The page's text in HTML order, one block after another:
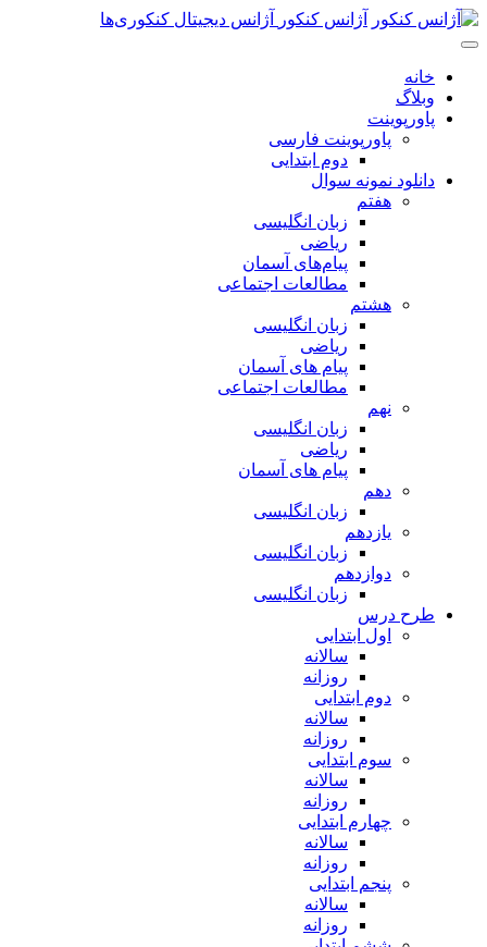
پرش
به
اصلی
آژانس کنکور آژانس دیجیتال کنکوری‌ها
خانه
وبلاگ
پاورپوینت
پاورپوینت فارسی
دوم ابتدایی
دانلود نمونه سوال
هفتم
زبان انگلیسی
ریاضی
پیام‌های آسمان
مطالعات اجتماعی
هشتم
زبان انگلیسی
ریاضی
پیام های آسمان
مطالعات اجتماعی
نهم
زبان انگلیسی
ریاضی
پیام های آسمان
دهم
زبان انگلیسی
یازدهم
زبان انگلیسی
دوازدهم
زبان انگلیسی
طرح درس
اول ابتدایی
سالانه
روزانه
دوم ابتدایی
سالانه
روزانه
سوم ابتدایی
سالانه
روزانه
چهارم ابتدایی
سالانه
روزانه
پنجم ابتدایی
سالانه
روزانه